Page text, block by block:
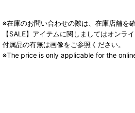
※在庫のお問い合わせの際は、在庫店舗を
【SALE】アイテムに関しましてはオンラ
付属品の有無は画像をご参照ください。
※The price is only applicable for the